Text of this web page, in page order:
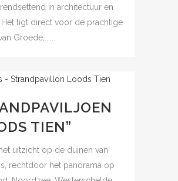
in architectuur en
Het ligt direct voor de prachtige
Groede,......
TIEN”
uitzicht op de duinen van
rechtdoor het panorama op